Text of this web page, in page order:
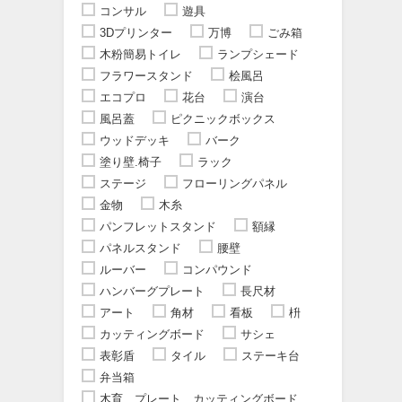
コンサル
遊具
3Dプリンター
万博
ごみ箱
木粉簡易トイレ
ランプシェード
フラワースタンド
桧風呂
エコプロ
花台
演台
風呂蓋
ピクニックボックス
ウッドデッキ
バーク
塗り壁.椅子
ラック
ステージ
フローリングパネル
金物
木糸
パンフレットスタンド
額縁
パネルスタンド
腰壁
ルーバー
コンパウンド
ハンバーグプレート
長尺材
アート
角材 看板
枡
カッティングボード
サシェ
表彰盾
タイル
ステーキ台
弁当箱
木育、プレート、カッティングボード